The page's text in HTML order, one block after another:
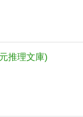
推理文庫)